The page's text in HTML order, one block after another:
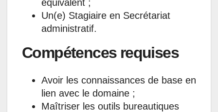
équivalent ;
Un(e) Stagiaire en Secrétariat
administratif.
Compétences requises
Avoir les connaissances de base en
lien avec le domaine ;
Maîtriser les outils bureautiques